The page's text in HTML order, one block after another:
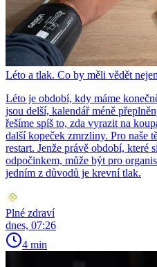
Léto a tlak. Co by měli vědět
Léto je období, kdy máme
jsou delší, kalendář méně
řešíme spíš to, zda vyrazit na
další kopeček zmrzliny. Pro naše
restart. Jenže právě období, které
odpočinkem, může být pro
jedním z důvodů je krevní tlak.
Plné zdraví
dnes, 07:26
4 min